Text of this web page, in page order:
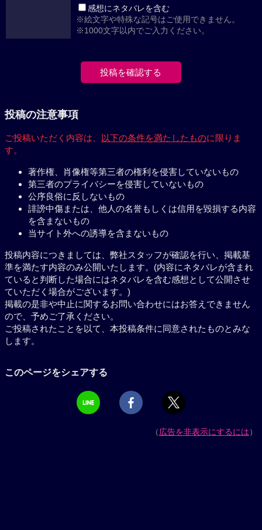
感想にネタバレを含む
※絵文字や特殊な記号はご使用できません。
※1000文字以内でご入力ください。
投稿の注意事項
ご投稿いただく内容は、 以下の条件を満たしたものに限りま
す。
著作権、肖像権等第三者の権利を侵害していないもの
第三者のプライバシーを侵害していないもの
公序良俗に反しないもの
誹謗中傷または、他人の名誉もしくは信用を毀損する内容
を含まないもの
当サイト外への誘導を含まないもの
投稿内容につきましては、弊社スタッフが確認を行い、掲載基
準を満たす内容のみ公開いたします。(内容にネタバレが含まれ
ていると判断した場合にはネタバレを含む感想として公開させ
ていただく場合がございます。)
掲載の是非や中止に関するお問い合わせにはお答えできません
ので、予めご了承ください。
ご投稿されたことを以て、本投稿条件に同意されたものとみな
します。
このページをシェアする
（広告を非表示にするには）